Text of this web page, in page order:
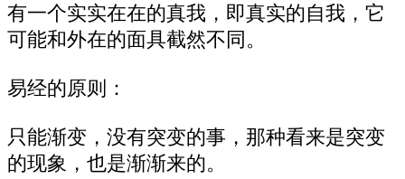
有一个实实在在的真我，即真实的自我，它
可能和外在的面具截然不同。
易经的原则：
只能渐变，没有突变的事，那种看来是突变
的现象，也是渐渐来的。